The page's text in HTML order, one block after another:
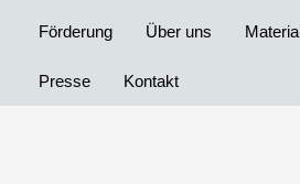
Förderung Über uns
Presse Kontakt